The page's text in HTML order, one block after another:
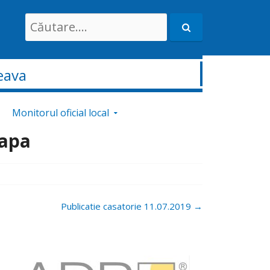
Search
for:
Monitorul oficial local
Publicatie casatorie 11.07.2019 →